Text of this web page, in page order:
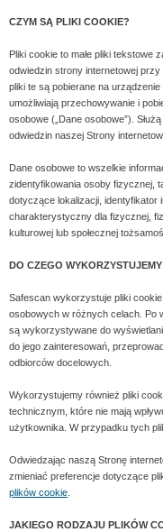
CZYM SĄ PLIKI COOKIE?
Pliki cookie to małe pliki tekstowe
odwiedzin strony internetowej
pliki te są pobierane na
umożliwiają przechowywanie i
osobowe („Dane osobowe”).
odwiedzin naszej Strony
Dane osobowe to wszelkie
zidentyfikowania osoby fizycznej,
dotyczące lokalizacji, identyfikator
charakterystyczny dla fizycznej,
kulturowej lub społecznej
DO CZEGO
Safescan wykorzystuje pliki
osobowych w różnych celach. Po
są wykorzystywane do
do jego zainteresowań,
odbiorców docelowych.
Wykorzystujemy również pliki
technicznym, które nie mają
użytkownika. W przypadku tych
Odwiedzając naszą Stronę
zmieniać preferencje dotyczące
plików cookie
JAKIEGO RODZAJU PLIKÓW